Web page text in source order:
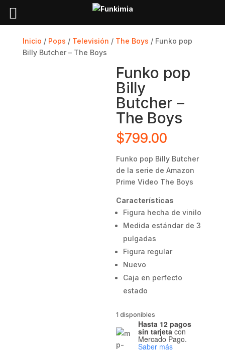
Inicio / Pops / Televisión / The Boys / Funko pop
Billy Butcher – The Boys
Funko pop
Billy
Butcher –
The Boys
$799.00
Funko pop Billy Butcher
de la serie de Amazon
Prime Video The Boys
Características
Figura hecha de vinilo
Medida estándar de 3
pulgadas
Figura regular
Nuevo
Caja en perfecto
estado
1 disponibles
Hasta 12 pagos
sin tarjeta con
Mercado Pago.
Saber más